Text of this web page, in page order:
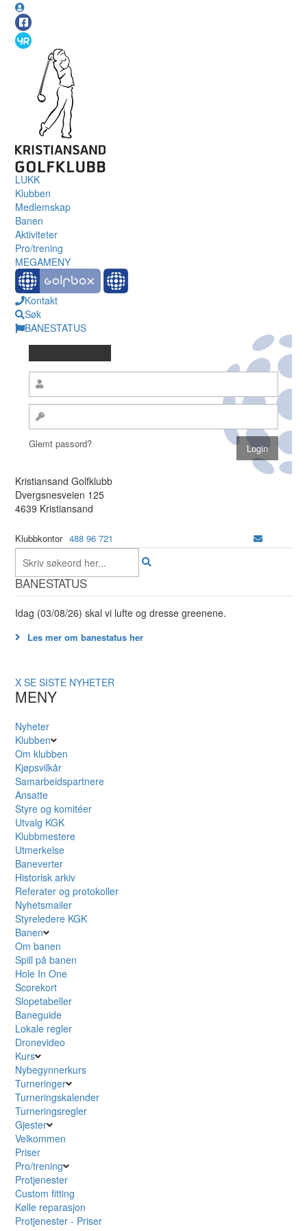
LUKK
Klubben
Medlemskap
Banen
Aktiviteter
Pro/trening
MEGAMENY
Kontakt
Søk
BANESTATUS
Glemt passord?
Kristiansand Golfklubb
Dvergsnesveien 125
4639 Kristiansand
Klubbkontor 488 96 721
BANESTATUS
Idag (03/08/26) skal vi lufte og dresse greenene.
Les mer om banestatus her
X SE SISTE NYHETER
MENY
Nyheter
Klubben
Om klubben
Kjøpsvilkår
Samarbeidspartnere
Ansatte
Styre og komitéer
Utvalg KGK
Klubbmestere
Utmerkelse
Baneverter
Historisk arkiv
Referater og protokoller
Nyhetsmailer
Styreledere KGK
Banen
Om banen
Spill på banen
Hole In One
Scorekort
Slopetabeller
Baneguide
Lokale regler
Dronevideo
Kurs
Nybegynnerkurs
Turneringer
Turneringskalender
Turneringsregler
Gjester
Velkommen
Priser
Pro/trening
Protjenester
Custom fitting
Kølle reparasjon
Protjenester - Priser